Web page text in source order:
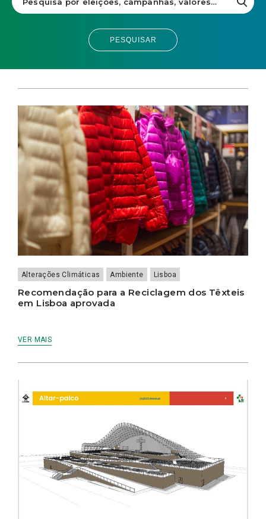
PESQUISAR
Alterações Climáticas Ambiente Lisboa
Recomendação para a Reciclagem dos Têxteis
em Lisboa aprovada
VER MAIS